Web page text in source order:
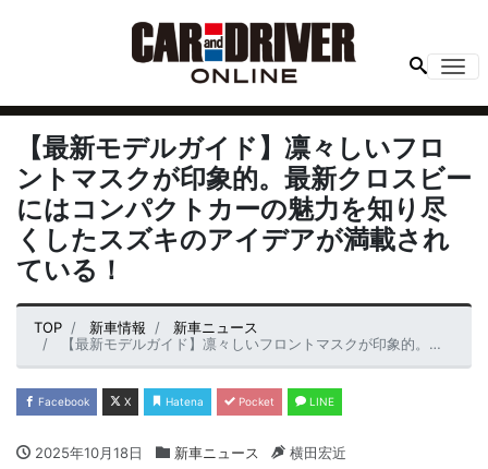
【最新モデルガイド】凛々しいフロ
ントマスクが印象的。最新クロスビー
にはコンパクトカーの魅力を知り尽
くしたスズキのアイデアが満載され
ている！
TOP 新車情報
新車ニュース
【最新モデルガイド】凛々しいフロントマスクが印象的。最新クロスビーにはコンパクトカーの魅力を知り尽くしたスズキのアイデアが満載されている！
Facebook X Hatena Pocket LINE
2025年10月18日 新車ニュース
横田宏近